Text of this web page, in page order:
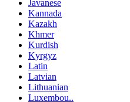
Javanese
Kannada
Kazakh
Khmer
Kurdish
Kyrgyz
Latin
Latvian
Lithuanian
Luxembou..